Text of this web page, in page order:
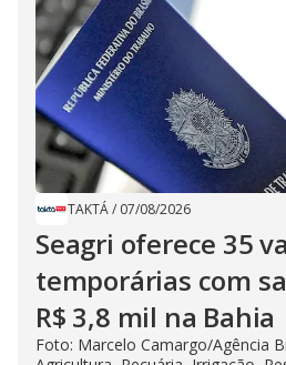
TAKTÁ/ 07/08/2026
Seagri oferece 35
temporárias com
R$ 3,8 mil na Bahia
Foto: Marcelo Camargo/Agência